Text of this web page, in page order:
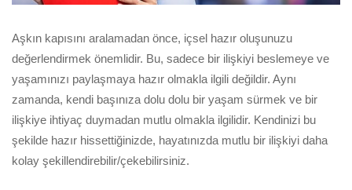
Aşkın kapısını aralamadan önce, içsel hazır oluşunuzu
değerlendirmek önemlidir. Bu, sadece bir ilişkiyi beslemeye ve
yaşamınızı paylaşmaya hazır olmakla ilgili değildir. Aynı
zamanda, kendi başınıza dolu dolu bir yaşam sürmek ve bir
ilişkiye ihtiyaç duymadan mutlu olmakla ilgilidir. Kendinizi bu
şekilde hazır hissettiğinizde, hayatınızda mutlu bir ilişkiyi daha
kolay şekillendirebilir/çekebilirsiniz.